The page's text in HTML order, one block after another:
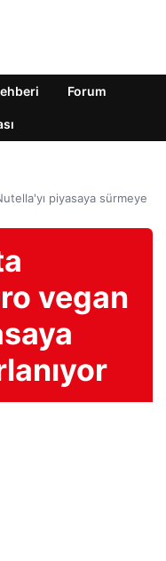
Forum
piyasaya sürmeye
vegan